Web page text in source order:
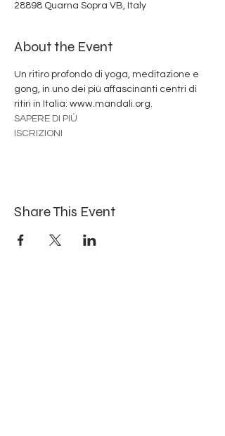
28898 Quarna Sopra VB, Italy
About the Event
Un ritiro profondo di yoga, meditazione e
gong, in uno dei più affascinanti centri di
ritiri in Italia: www.mandali.org.
SAPERE DI PIÙ
ISCRIZIONI
Share This Event